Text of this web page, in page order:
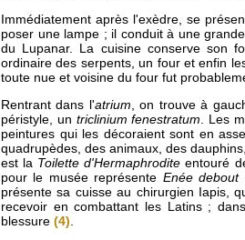
Immédiatement après l'exèdre, se
poser une lampe ; il conduit à une
du Lupanar. La cuisine conserve son
ordinaire des serpents, un four et enfin
toute nue et voisine du four fut
Rentrant dans l'atrium , on trouve à
péristyle, un triclinium fenestratum . Les
peintures qui les décoraient sont en
quadrupèdes, des animaux, des
est la Toilette d'Hermaphrodite entouré
pour le musée représente Enée debout
présente sa cuisse au chirurgien Iapis,
recevoir en combattant les Latins ;
blessure (4)